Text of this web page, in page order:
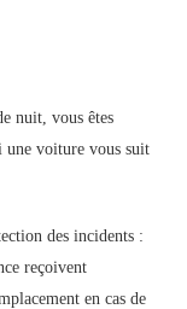
nuit, vous êtes
une voiture vous suit
des incidents :
reçoivent
en cas de